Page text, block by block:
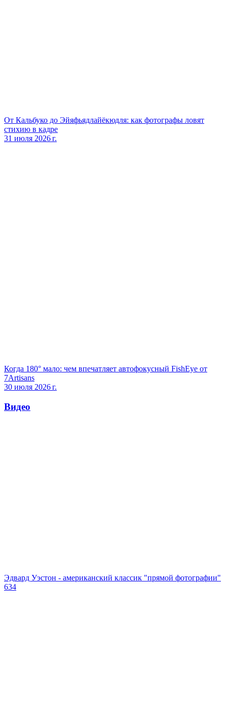
От Кальбуко до Эйяфьядлайёкюдля: как фотографы ловят
стихию в кадре
31 июля 2026 г.
Когда 180° мало: чем впечатляет автофокусный FishEye от
7Artisans
30 июля 2026 г.
Видео
Эдвард Уэстон - американский классик "прямой фотографии"
634